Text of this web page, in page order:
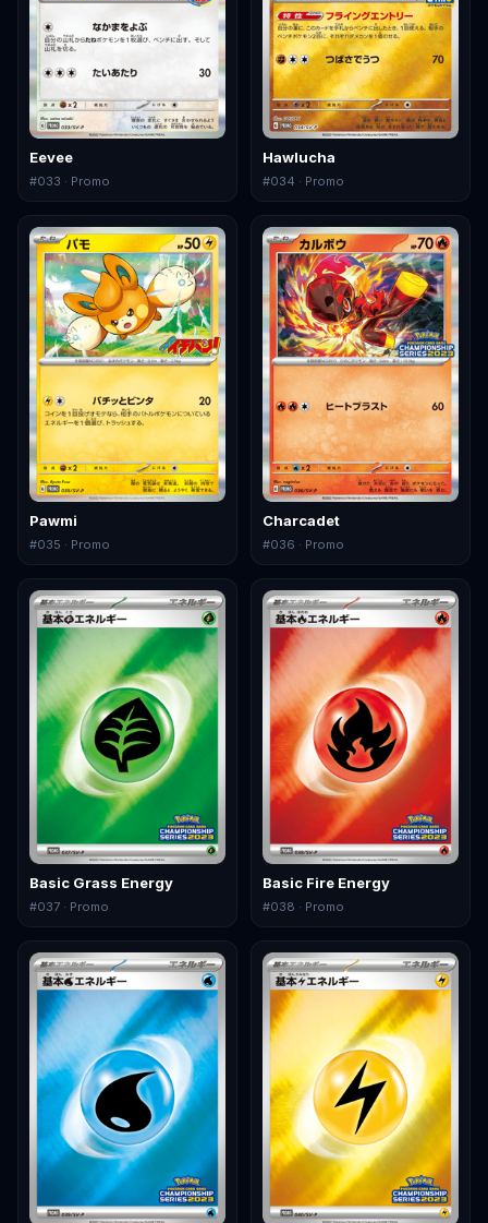
Eevee
#033 · Promo
Hawlucha
#034 · Promo
Pawmi
#035 · Promo
Charcadet
#036 · Promo
Basic Grass Energy
#037 · Promo
Basic Fire Energy
#038 · Promo